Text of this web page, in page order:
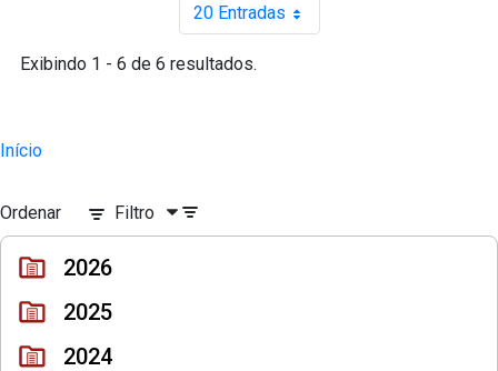
20 EntradasPor página
Exibindo 1 - 6 de 6 resultados.
Início
Ordenar Filtro
2026
2025
2024